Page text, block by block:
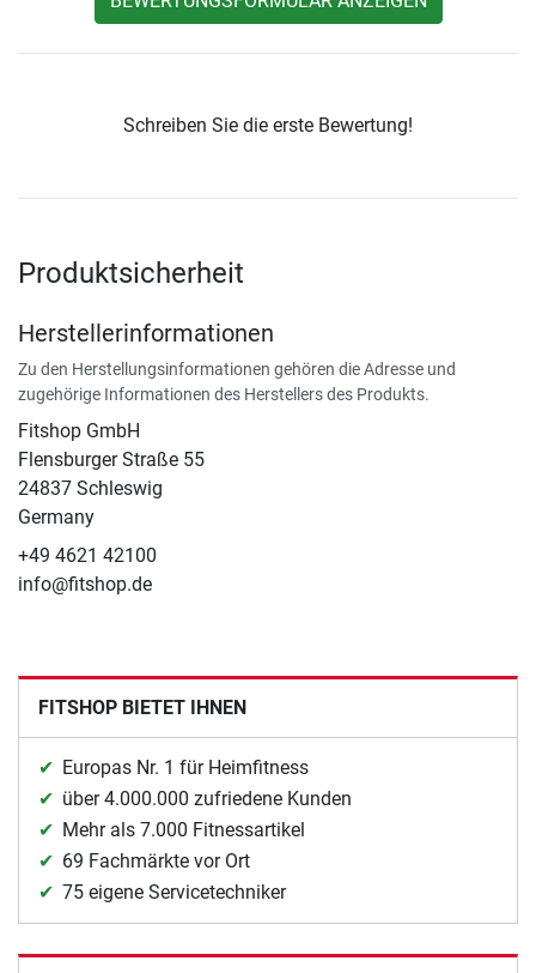
Schreiben Sie die erste Bewertung!
Produktsicherheit
Herstellerinformationen
Zu den Herstellungsinformationen gehören die Adresse und
zugehörige Informationen des Herstellers des Produkts.
Fitshop GmbH
Flensburger Straße 55
24837 Schleswig
Germany
+49 4621 42100
info@fitshop.de
FITSHOP BIETET IHNEN
Europas Nr. 1 für Heimfitness
über 4.000.000 zufriedene Kunden
Mehr als 7.000 Fitnessartikel
69 Fachmärkte vor Ort
75 eigene Servicetechniker